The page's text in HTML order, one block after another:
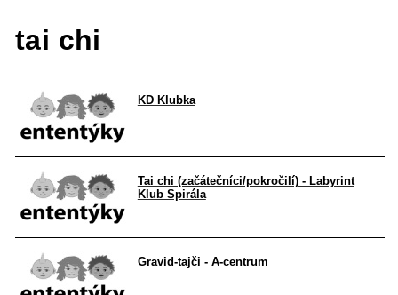
tai chi
KD Klubka
Tai chi (začátečníci/pokročilí) - Labyrint
Klub Spirála
Gravid-tajči - A-centrum